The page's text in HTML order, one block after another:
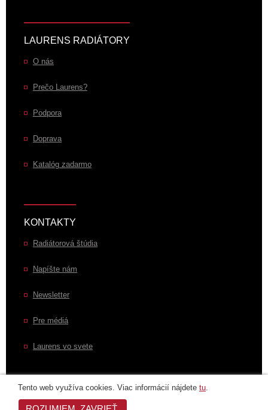
LAURENS RADIÁTORY
O nás
Prečo Laurens?
Podpora
Doprava
Katalóg zadarmo
KONTAKTY
Radiátorová štúdia
Napíšte nám
Newsletter
Pre médiá
Laurens vo svete
Tento web využíva cookies. Viac informácií nájdete tu.